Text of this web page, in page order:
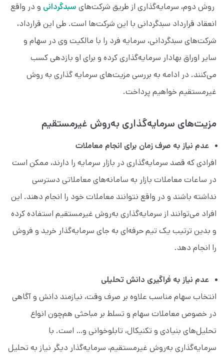
روش دوم، سرمایه‌گذاری از طریق شرکت‌های سبدگردانی و در واقع
انعقاد قرارداد سبدگردانی با این شرکت‌ها است. طی این قرارداد،
شرکت‌های سبدگردانی، سرمایه فرد را با مالکیت وی در سهام و
سایر اوراق بهادار سرمایه‌گذاری کرده و برای او بازدهی کسب
می‌کنند. در ادامه به بررسی مزیت‌های سرمایه گذاری به روش
غیرمستقیم خواهیم پرداخت.
مزیت‌های سرمایه‌گذاری به‌روش غیرمستقیم
عدم نیاز به صرف زمان برای انجام معاملات
افرادی که قصد سرمایه‌گذاری در بازار سرمایه را دارند، ممکن است
در ساعات معاملات بازار به سامانه‌های معاملاتی دسترسی
نداشته باشند و در واقع نتوانند معاملات خود را انجام دهند. این
افراد می‌توانند از سرمایه‌گذاری به‌روش غیرمستقیم استفاده کرده
و بدین ترتیب یک تیم حرفه‌ای به جای سرمایه‌گذار خرید و فروش
را انجام دهد.
عدم نیاز به فراگیری دانش تحلیلی
انتخاب سهام مناسب علاوه بر صرف وقت، نیازمند دانش و آگاهی
در خصوص معاملات سهام و تسلط بر مباحثی هم‌چون انواع
تحلیل‌های بنیادی و تکنیکال، تابلوخوانی و… است. با
سرمایه‌گذاری به‌روش غیرمستقیم، سرمایه‌گذار دیگر نیاز به تحلیل